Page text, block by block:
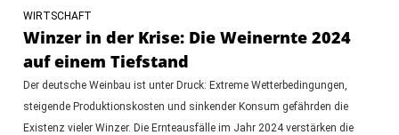
WIRTSCHAFT
Winzer in der Krise: Die Weinernte 2024
auf einem Tiefstand
Der deutsche Weinbau ist unter Druck: Extreme Wetterbedingungen,
steigende Produktionskosten und sinkender Konsum gefährden die
Existenz vieler Winzer. Die Ernteausfälle im Jahr 2024 verstärken die